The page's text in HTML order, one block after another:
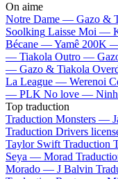
On aime
Notre Dame — Gazo &
Soolking Laisse Moi —
Bécane —Yamê 200K
— Tiakola Outro —
— Gazo & Tiakola
La League — Werenoi
— PLK No love —
Top traduction
Traduction Monsters —
Traduction Drivers
Taylor Swift Traduction
Seya — Morad
Morado — J Balvin